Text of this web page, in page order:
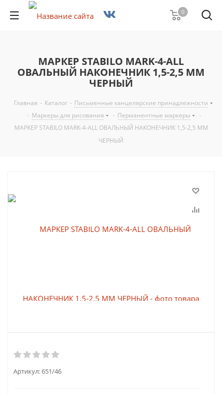
0
МАРКЕР STABILO MARK-4-ALL
ОВАЛЬНЫЙ НАКОНЕЧНИК 1,5-2,5 ММ
ЧЕРНЫЙ
Главная - Каталог - Письменные канцелярские принадлежности
- Маркеры для рисования - Перманентные маркеры
-
МАРКЕР STABILO MARK-4-ALL ОВАЛЬНЫЙ НАКОНЕЧНИК 1,5-2,5 ММ
ЧЕРНЫЙ
Артикул:651/46